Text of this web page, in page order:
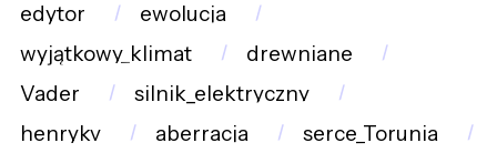
edytor
ewolucja
wyjątkowy_klimat
drewniane
Vader
silnik_elektryczny
henrykv
aberracja
serce_Torunia